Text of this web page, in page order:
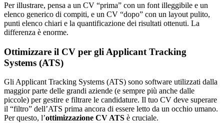
Per illustrare, pensa a un CV “prima” con un font illeggibile e un
elenco generico di compiti, e un CV “dopo” con un layout pulito,
punti elenco chiari e la quantificazione dei risultati ottenuti. La
differenza è enorme.
Ottimizzare il CV per gli Applicant Tracking
Systems (ATS)
Gli Applicant Tracking Systems (ATS) sono software utilizzati dalla
maggior parte delle grandi aziende (e sempre più anche dalle
piccole) per gestire e filtrare le candidature. Il tuo CV deve superare
il “filtro” dell’ATS prima ancora di essere letto da un occhio umano.
Per questo, l’ottimizzazione CV ATS è cruciale.